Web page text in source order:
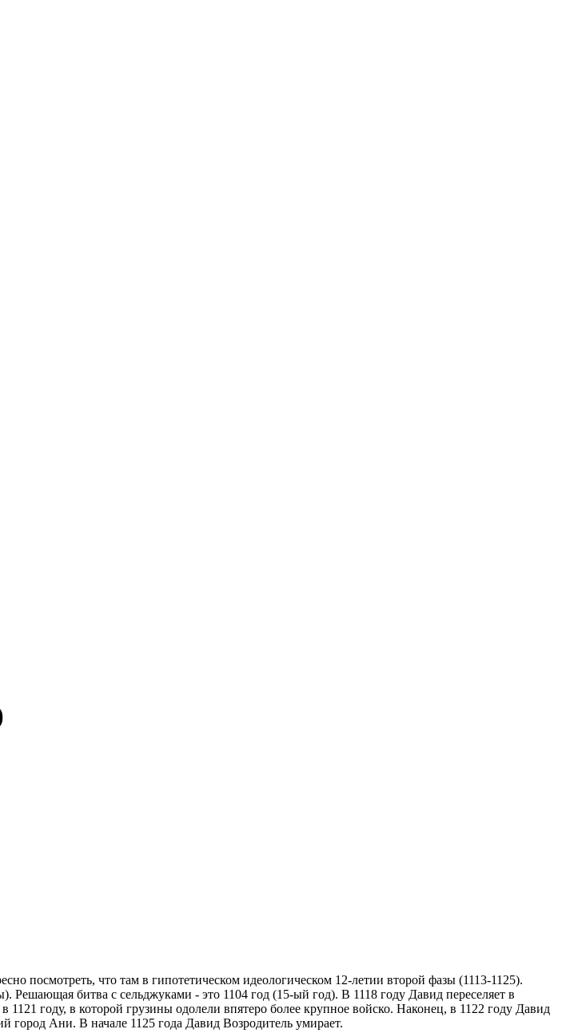
посмотреть, что там в гипотетическом идеологическом 12-летии второй фазы (1113-1125).
Решающая битва с сельджуками - это 1104 год (15-ый год). В 1118 году Давид переселяет в
году, в которой грузины одолели впятеро более крупное войско. Наконец, в 1122 году Давид
город Ани. В начале 1125 года Давид Возродитель умирает.